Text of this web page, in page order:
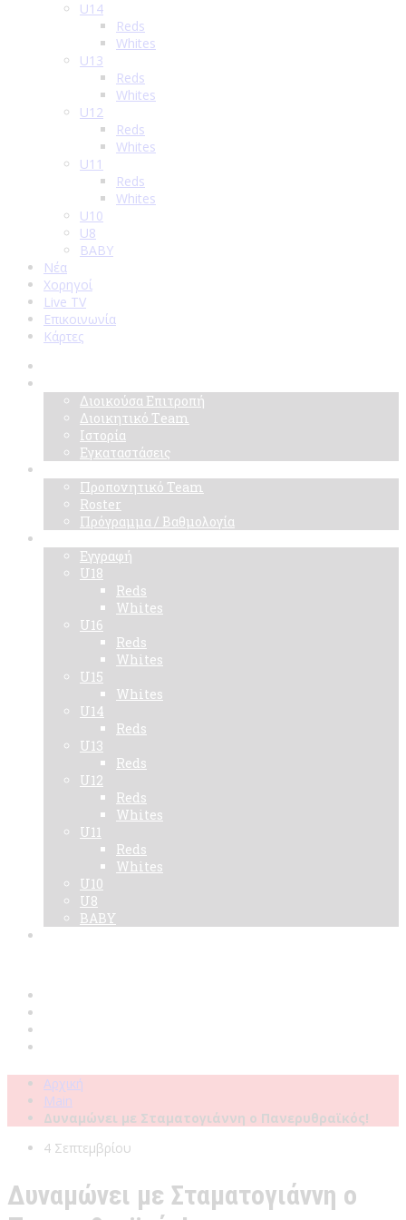
U14
Reds
Whites
U13
Reds
Whites
U12
Reds
Whites
U11
Reds
Whites
U10
U8
BABY
Νέα
Χορηγοί
Live TV
Επικοινωνία
Κάρτες
Διοικούσα Επιτροπή
Διοικητικό Τeam
Ιστορία
Εγκαταστάσεις
Προπονητικό Team
Roster
Πρόγραμμα / Βαθμολογία
Εγγραφή
U18
Reds
Whites
U16
Reds
Whites
U15
Whites
U14
Reds
U13
Reds
U12
Reds
Whites
U11
Reds
Whites
U10
U8
BABY
Αρχική
Main
Δυναμώνει με Σταματογιάννη ο Πανερυθραϊκός!
4 Σεπτεμβρίου
Δυναμώνει με Σταματογιάννη ο